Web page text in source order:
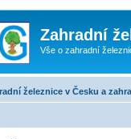
Zahradní
Vše o zahradní
železnice v Česku a